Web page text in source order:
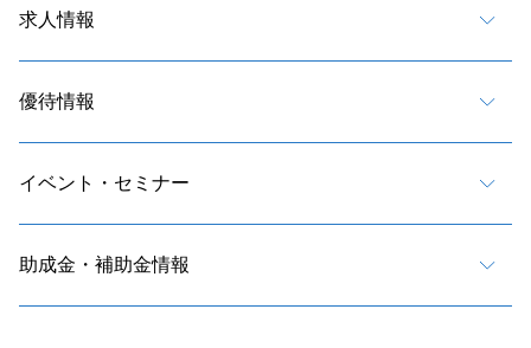
求人情報
優待情報
イベント・セミナー
助成金・補助金情報